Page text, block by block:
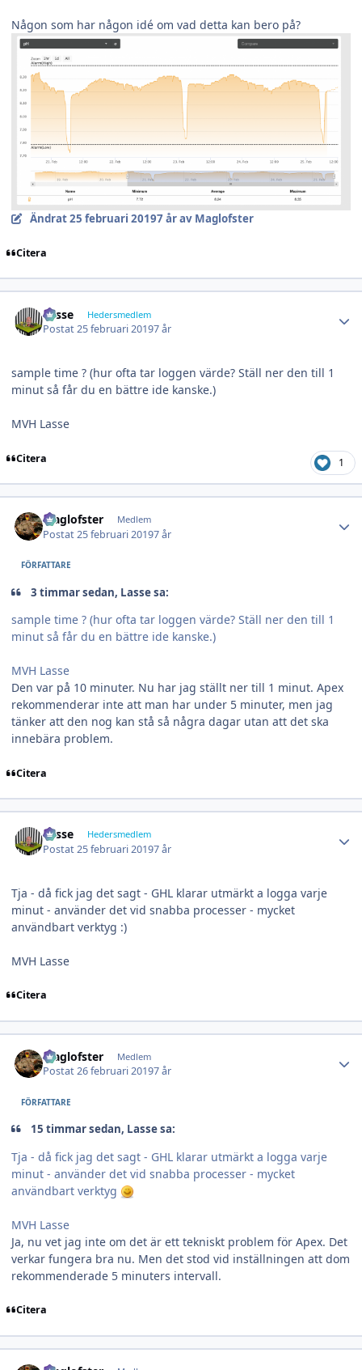
Någon som har någon idé om vad detta kan bero på?
Ändrat25 februari 20197 årav Maglofster
Citera
Lasse Hedersmedlem
Postat25 februari 20197 år
sample time ? (hur ofta tar loggen värde? Ställ ner den till 1
minut så får du en bättre ide kanske.)
MVH Lasse
Citera 1
Maglofster Medlem
Postat25 februari 20197 år
FÖRFATTARE
3 timmar sedan, Lasse sa:
sample time ? (hur ofta tar loggen värde? Ställ ner den till 1
minut så får du en bättre ide kanske.)
MVH Lasse
Den var på 10 minuter. Nu har jag ställt ner till 1 minut. Apex
rekommenderar inte att man har under 5 minuter, men jag
tänker att den nog kan stå så några dagar utan att det ska
innebära problem.
Citera
Lasse Hedersmedlem
Postat25 februari 20197 år
Tja - då fick jag det sagt - GHL klarar utmärkt a logga varje
minut - använder det vid snabba processer - mycket
användbart verktyg :)
MVH Lasse
Citera
Maglofster Medlem
Postat26 februari 20197 år
FÖRFATTARE
15 timmar sedan, Lasse sa:
Tja - då fick jag det sagt - GHL klarar utmärkt a logga varje
minut - använder det vid snabba processer - mycket
användbart verktyg
MVH Lasse
Ja, nu vet jag inte om det är ett tekniskt problem för Apex. Det
verkar fungera bra nu. Men det stod vid inställningen att dom
rekommenderade 5 minuters intervall.
Citera